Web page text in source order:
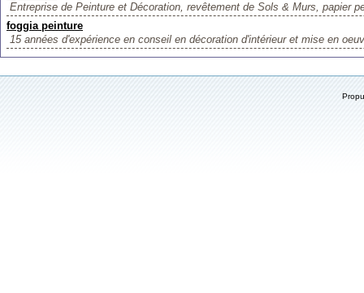
Entreprise de Peinture et Décoration, revêtement de Sols & Murs, papier
foggia peinture
15 années d'expérience en conseil en décoration d'intérieur et mise en